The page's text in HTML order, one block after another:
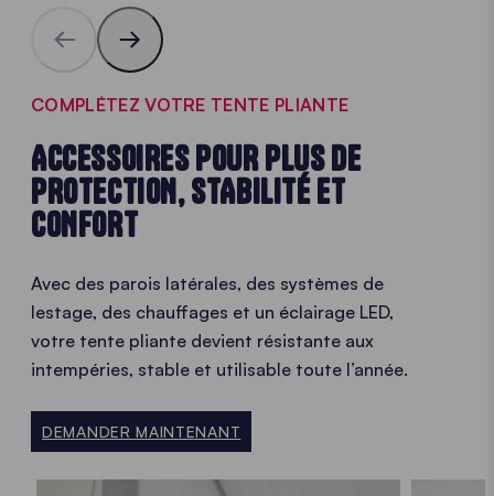
COMPLÉTEZ VOTRE TENTE PLIANTE
ACCESSOIRES POUR PLUS DE
PROTECTION, STABILITÉ ET
CONFORT
Avec des parois latérales, des systèmes de
lestage, des chauffages et un éclairage LED,
votre tente pliante devient résistante aux
intempéries, stable et utilisable toute l’année.
DEMANDER MAINTENANT